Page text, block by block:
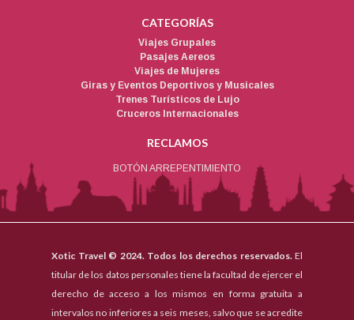
CATEGORÍAS
Viajes Grupales
Pasajes Aereos
Viajes de Mujeres
Giras y Eventos Deportivos y Musicales
Trenes Turísticos de Lujo
Cruceros Internacionales
RECLAMOS
BOTÓN ARREPENTIMIENTO
Xotic Travel © 2024. Todos los derechos reservados. El
titular de los datos personales tiene la facultad de ejercer el
derecho de acceso a los mismos en forma gratuita a
intervalos no inferiores a seis meses, salvo que se acredite